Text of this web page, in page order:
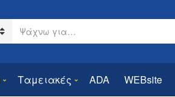
Search text
Ταμειακές ADA WEBsite